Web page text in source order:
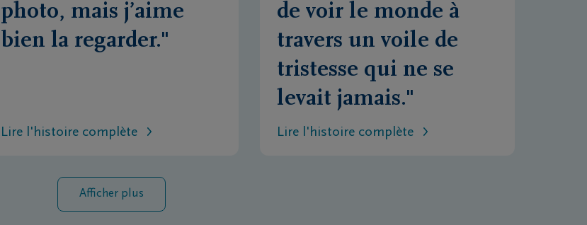
photo, mais j’aime
bien la regarder."
Lire l'histoire complète
de voir le monde à
travers un voile de
tristesse qui ne se
levait jamais."
Lire l'histoire complète
Afficher plus